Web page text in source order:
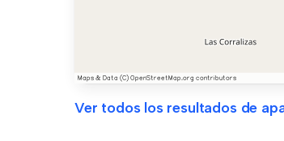
Ver todos los resultados de